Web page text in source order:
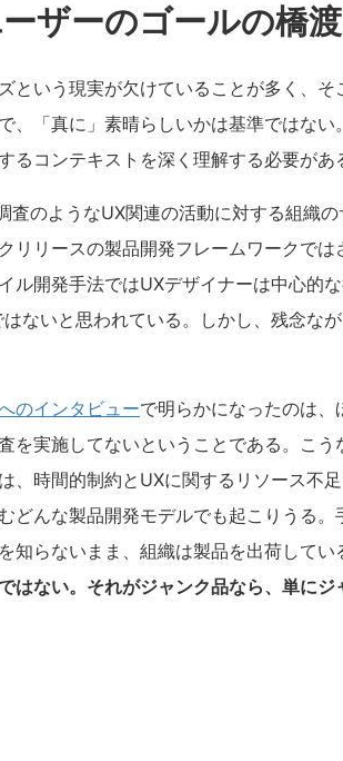
ザーのゴールの橋
という現実が欠けていることが多く、そ
、「真に」素晴らしいかは基準ではな
コンテキストを深く理解する必要があ
査のようなUX関連の活動に対する組織
リリースの製品開発フレームワークでは
ル開発手法ではUXデザイナーは中心的
ないと思われている。しかし、残念な
のインタビューで明らかになったのは
を実施してないということである。こう
、時間的制約とUXに関するリソース不
どんな製品開発モデルでも起こりうる。
らないまま、組織は製品を出荷してい
はない。それがジャンク品なら、単にジ